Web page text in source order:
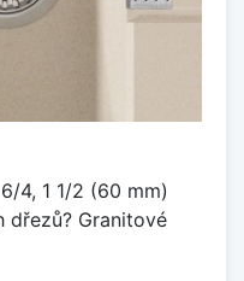
4, 1 1/2 (60 mm)
dřezů? Granitové